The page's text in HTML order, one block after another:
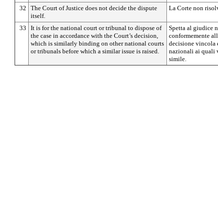
32
The Court of Justice does not decide the dispute
itself.
La Corte non
33
It is for the national court or tribunal to dispose of
the case in accordance with the Court’s decision,
which is similarly binding on other national courts
or tribunals before which a similar issue is raised.
Spetta al giudice
conformemente
decisione
nazionali ai quali
simile.